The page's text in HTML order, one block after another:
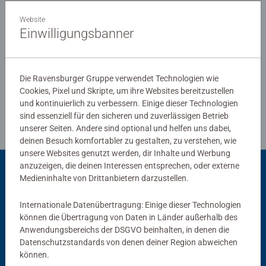
Ravensburg hergestellt werden. Jahrzehntelange
Erfahrung in der Puzzleproduktion, den hohen
eins zum andern passt. Das ist die Ravensburger
Leidenschaft für Qualität.
Bewertungen
Richtlinien für Bewertungen
Passend dazu
Website
Einwilligungsbanner
Die Ravensburger Gruppe verwendet Technologien wie
Cookies, Pixel und Skripte, um ihre Websites bereitzustellen
und kontinuierlich zu verbessern. Einige dieser Technologien
sind essenziell für den sicheren und zuverlässigen Betrieb
unserer Seiten. Andere sind optional und helfen uns dabei,
deinen Besuch komfortabler zu gestalten, zu verstehen, wie
unsere Websites genutzt werden, dir Inhalte und Werbung
anzuzeigen, die deinen Interessen entsprechen, oder externe
Medieninhalte von Drittanbietern darzustellen.
Internationale Datenübertragung: Einige dieser Technologien
können die Übertragung von Daten in Länder außerhalb des
Anwendungsbereichs der DSGVO beinhalten, in denen die
Datenschutzstandards von denen deiner Region abweichen
können.